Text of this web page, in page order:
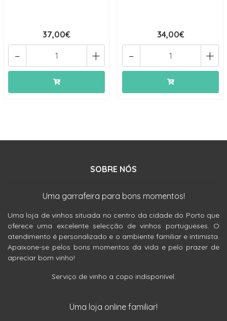
37,00€
+
-
34,00€
+
-
SOBRE NÓS
Uma garrafeira para bons momentos!
Uma loja de vinhos situada no centro da cidade do Porto que
oferece uma excelente selecção de vinhos portugueses. O
atendimento é personalizado e o ambiente familiar e intimista.
Apaixone-se pelos bons momentos da vida e pelo prazer de
apreciar bom vinho!
Serviço de vinho a copo indisponível.
Uma loja online familiar!